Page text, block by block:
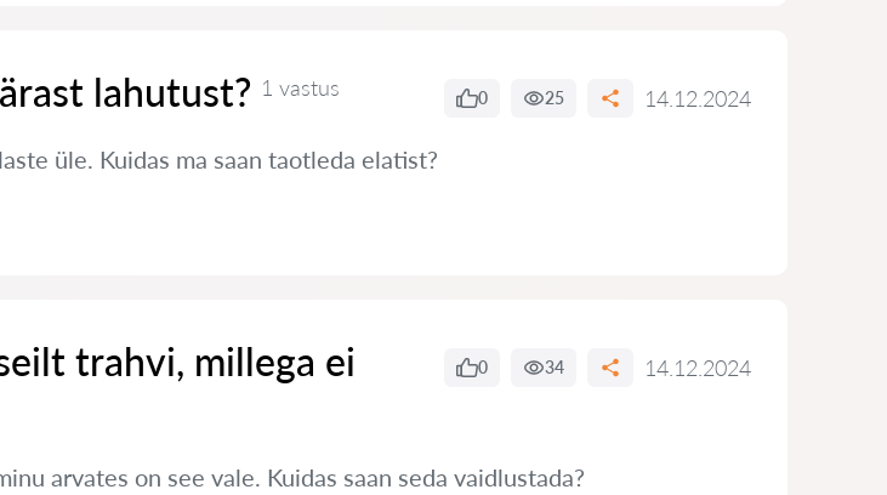
lahutust? 1 vastus 0 25 14.12.2024
üle. Kuidas ma saan taotleda elatist?
trahvi, millega ei
0 34 14.12.2024
arvates on see vale. Kuidas saan seda vaidlustada?